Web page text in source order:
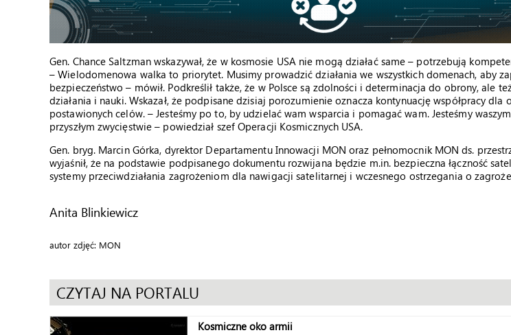
Gen. Chance Saltzman wskazywał, że w kosmosie USA nie mogą działać same – potrzebują
– Wielodomenowa walka to priorytet. Musimy prowadzić działania we wszystkich domenach, aby
bezpieczeństwo – mówił. Podkreślił także, że w Polsce są zdolności i determinacja do obrony, ale
działania i nauki. Wskazał, że podpisane dzisiaj porozumienie oznacza kontynuację współpracy dla
postawionych celów. – Jesteśmy po to, by udzielać wam wsparcia i pomagać wam. Jesteśmy
przyszłym zwycięstwie – powiedział szef Operacji Kosmicznych USA.
Gen. bryg. Marcin Górka, dyrektor Departamentu Innowacji MON oraz pełnomocnik MON ds.
wyjaśnił, że na podstawie podpisanego dokumentu rozwijana będzie m.in. bezpieczna łączność
systemy przeciwdziałania zagrożeniom dla nawigacji satelitarnej i wczesnego ostrzegania o
Anita Blinkiewicz
autor zdjęć: MON
CZYTAJ NA PORTALU
Kosmiczne oko armii